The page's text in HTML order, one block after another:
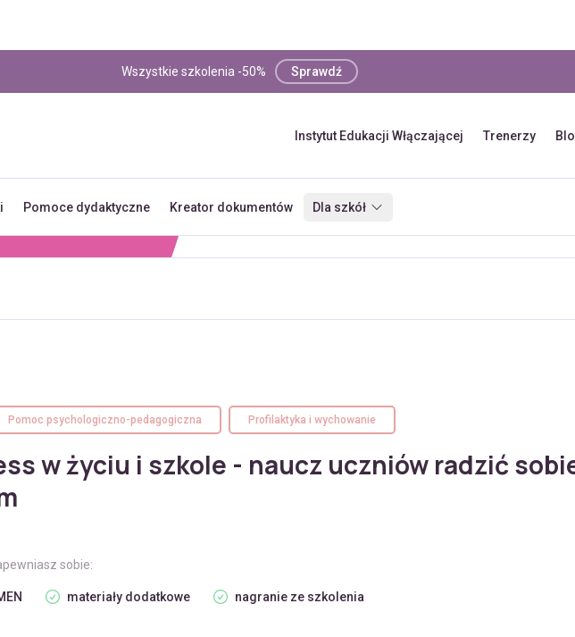
Wszystkie szkolenia -50% Sprawdź
Instytut Edukacji Włączającej Trenerzy
Pomoce dydaktyczne Kreator dokumentów Dla szkół
Pomoc psychologiczno-pedagogiczna Profilaktyka i wychowanie
w życiu i szkole - naucz uczniów radzić
sobie:
materiały dodatkowe nagranie ze szkolenia